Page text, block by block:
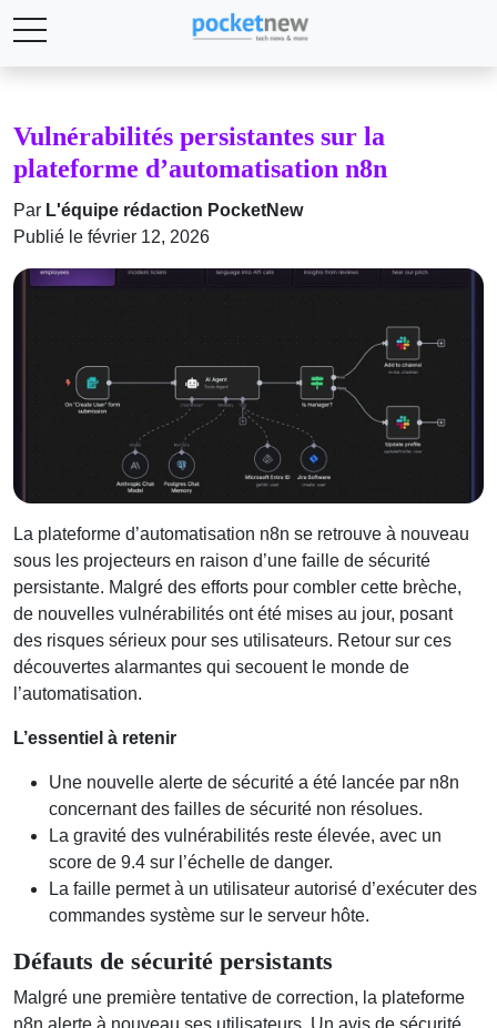
Vulnérabilités persistantes sur la
plateforme d’automatisation n8n
Par L'équipe rédaction PocketNew
Publié le février 12, 2026
La plateforme d’automatisation n8n se retrouve à nouveau
sous les projecteurs en raison d’une faille de sécurité
persistante. Malgré des efforts pour combler cette brèche,
de nouvelles vulnérabilités ont été mises au jour, posant
des risques sérieux pour ses utilisateurs. Retour sur ces
découvertes alarmantes qui secouent le monde de
l’automatisation.
L’essentiel à retenir
Une nouvelle alerte de sécurité a été lancée par n8n
concernant des failles de sécurité non résolues.
La gravité des vulnérabilités reste élevée, avec un
score de 9.4 sur l’échelle de danger.
La faille permet à un utilisateur autorisé d’exécuter des
commandes système sur le serveur hôte.
Défauts de sécurité persistants
Malgré une première tentative de correction, la plateforme
n8n alerte à nouveau ses utilisateurs. Un avis de sécurité